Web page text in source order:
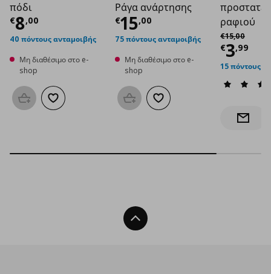
πόδι
€8,00
Τρέχουσα τιμή€ 8,00
40 πόντους ανταμοιβής
Μη διαθέσιμο στο e-
shop
Προσθήκη στο καλάθι
Προσθήκη στα αγαπημένα
Ράγα ανάρτησης
€15,00
Τρέχουσα τιμή€
75 πόντους ανταμοιβής
Μη διαθέσιμο στο e-
shop
Προσθήκη στο καλάθι
Προσθήκη στα αγαπημένα
ραφιού
€15,00
Αρχική τιμή
€3,99
15 πόντους
Back To Top